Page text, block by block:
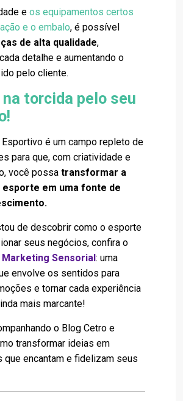
e os equipamentos certos
e o embalo, é possível
de alta qualidade,
detalhe e aumentando o
pelo cliente.
na torcida pelo seu
é um campo repleto de
para que, com criatividade e
você possa transformar a
esporte em uma fonte de
de descobrir como o esporte
seus negócios, confira o
Marketing Sensorial : uma
envolve os sentidos para
e tornar cada experiência
mais marcante!
o Blog Cetro e
transformar ideias em
que encantam e fidelizam seus